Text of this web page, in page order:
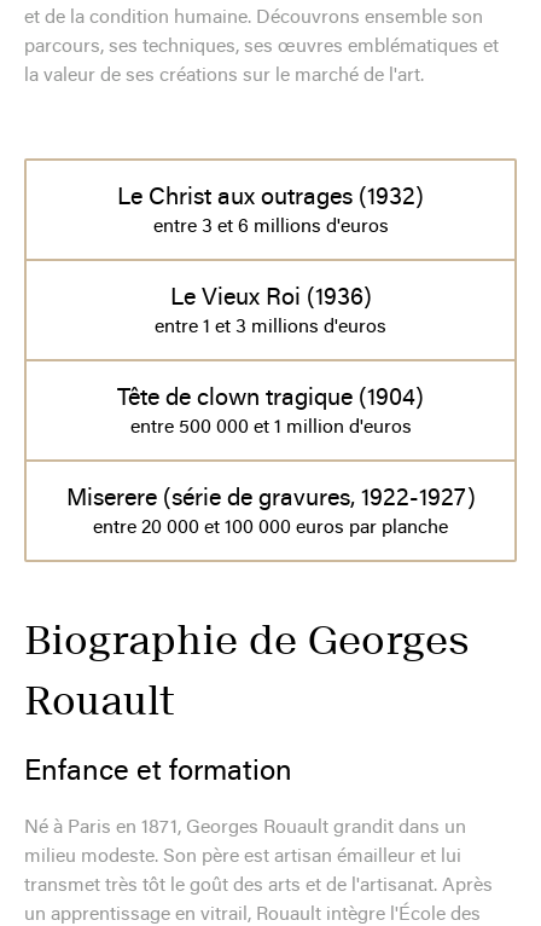
et de la condition humaine. Découvrons ensemble son
parcours, ses techniques, ses œuvres emblématiques et
la valeur de ses créations sur le marché de l'art.
Le Christ aux outrages (1932)
entre 3 et 6 millions d'euros
Le Vieux Roi (1936)
entre 1 et 3 millions d'euros
Tête de clown tragique (1904)
entre 500 000 et 1 million d'euros
Miserere (série de gravures, 1922-1927)
entre 20 000 et 100 000 euros par planche
Biographie de Georges
Rouault
Enfance et formation
Né à Paris en 1871, Georges Rouault grandit dans un
milieu modeste. Son père est artisan émailleur et lui
transmet très tôt le goût des arts et de l'artisanat. Après
un apprentissage en vitrail, Rouault intègre l'École des